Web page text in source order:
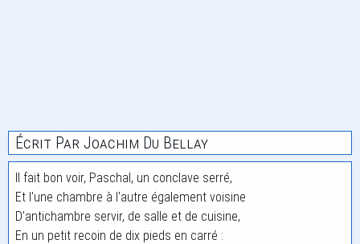
Écrit Par Joachim Du Bellay
Il fait bon voir, Paschal, un conclave serré,
Et l'une chambre à l'autre également voisine
D'antichambre servir, de salle et de cuisine,
En un petit recoin de dix pieds en carré :